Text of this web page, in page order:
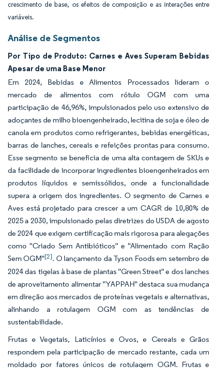
crescimento de base, os efeitos de composição e as interações entre
variáveis.
Análise de Segmentos
Por Tipo de Produto: Carnes e Aves Superam Bebidas
Apesar de uma Base Menor
Em 2024, Bebidas e Alimentos Processados lideram o
mercado de alimentos com rótulo OGM com uma
participação de 46,96%, impulsionados pelo uso extensivo de
adoçantes de milho bioengenheirado, lecitina de soja e óleo de
canola em produtos como refrigerantes, bebidas energéticas,
barras de lanches, cereais e refeições prontas para consumo.
Esse segmento se beneficia de uma alta contagem de SKUs e
da facilidade de incorporar ingredientes bioengenheirados em
produtos líquidos e semissólidos, onde a funcionalidade
supera a origem dos ingredientes. O segmento de Carnes e
Aves está projetado para crescer a um CAGR de 10,80% de
2025 a 2030, impulsionado pelas diretrizes do USDA de agosto
de 2024 que exigem certificação mais rigorosa para alegações
como "Criado Sem Antibióticos" e "Alimentado com Ração
Sem OGM"[2]. O lançamento da Tyson Foods em setembro de
2024 das tigelas à base de plantas "Green Street" e dos lanches
de aproveitamento alimentar "YAPPAH" destaca sua mudança
em direção aos mercados de proteínas vegetais e alternativas,
alinhando a rotulagem OGM com as tendências de
sustentabilidade.
Frutas e Vegetais, Laticínios e Ovos, e Cereais e Grãos
respondem pela participação de mercado restante, cada um
moldado por fatores únicos de rotulagem OGM. Frutas e